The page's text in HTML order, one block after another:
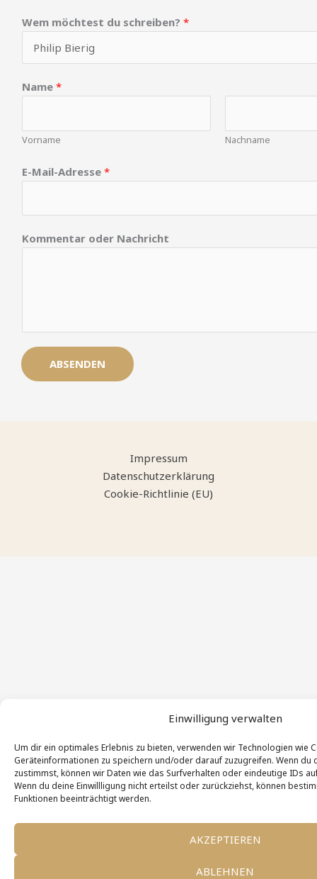
Einwilligung verwalten
Um dir ein optimales Erlebnis zu bieten, verwenden wir Technologien wie
Geräteinformationen zu speichern und/oder darauf zuzugreifen. Wenn du
zustimmst, können wir Daten wie das Surfverhalten oder eindeutige IDs
Wenn du deine Einwillligung nicht erteilst oder zurückziehst, können
Funktionen beeinträchtigt werden.
AKZEPTIEREN
ABLEHNEN
Wem möchtest du schreiben? *
Name *
Vorname Nachname
E-Mail-Adresse *
a
h
t
Kommentar oder Nachricht
ABSENDEN
Impressum
Datenschutzerklärung
Cookie-Richtlinie (EU)